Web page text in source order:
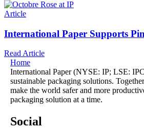
Article
International Paper Supports
Read Article
Home
International Paper (NYSE: IP; LSE:
sustainable packaging solutions.
make the world safer and more
packaging solution at a time.
Social